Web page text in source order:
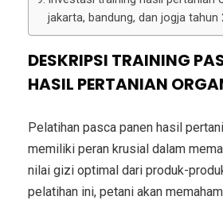
jakarta, bandung, dan jogja tahun
DESKRIPSI TRAINING
HASIL PERTANIAN
Pelatihan pasca panen hasil
memiliki peran krusial dalam
nilai gizi optimal dari produk-
pelatihan ini, petani akan